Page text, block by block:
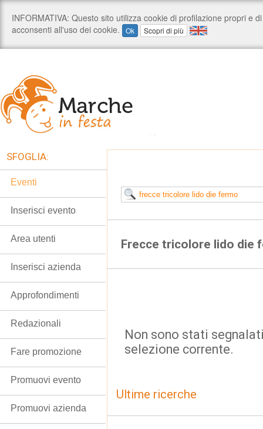
Frecce tricolore lido die
Non sono stati
selezione corrente.
Ultime ricerche
SFOGLIA:
Eventi
Inserisci evento
Area utenti
Inserisci azienda
Approfondimenti
Redazionali
Fare promozione
Promuovi evento
Promuovi azienda